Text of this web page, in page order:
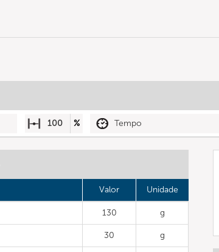
100 % Tempo
Valor Unidade
130 g
30 g